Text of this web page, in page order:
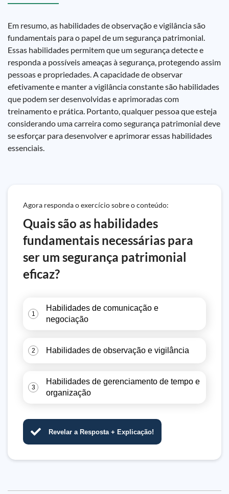
Em resumo, as habilidades de observação e vigilância são
fundamentais para o papel de um segurança patrimonial.
Essas habilidades permitem que um segurança detecte e
responda a possíveis ameaças à segurança, protegendo assim
pessoas e propriedades. A capacidade de observar
efetivamente e manter a vigilância constante são habilidades
que podem ser desenvolvidas e aprimoradas com
treinamento e prática. Portanto, qualquer pessoa que esteja
considerando uma carreira como segurança patrimonial deve
se esforçar para desenvolver e aprimorar essas habilidades
essenciais.
Agora responda o exercício sobre o conteúdo:
Quais são as habilidades
fundamentais necessárias para
ser um segurança patrimonial
eficaz?
1
Habilidades de comunicação e
negociação
2 Habilidades de observação e vigilância
3
Habilidades de gerenciamento de tempo e
organização
Revelar a Resposta + Explicação!